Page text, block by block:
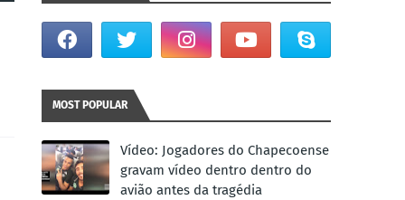
MOST POPULAR
Vídeo: Jogadores do Chapecoense
gravam vídeo dentro dentro do
avião antes da tragédia